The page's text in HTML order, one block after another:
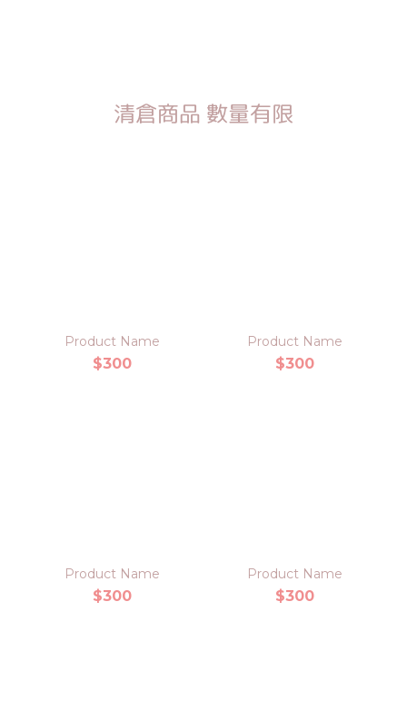
清倉商品 數量有限
Product Name
$300
Product Name
$300
Product Name
$300
Product Name
$300